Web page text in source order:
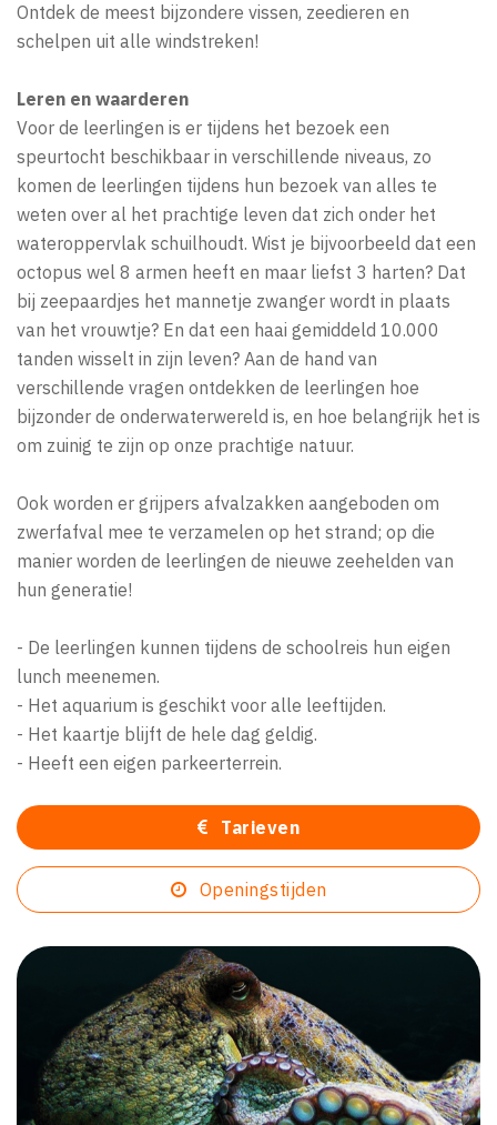
Ontdek de meest bijzondere vissen, zeedieren en
schelpen uit alle windstreken!
Leren en waarderen
Voor de leerlingen is er tijdens het bezoek een
speurtocht beschikbaar in verschillende niveaus, zo
komen de leerlingen tijdens hun bezoek van alles te
weten over al het prachtige leven dat zich onder het
wateroppervlak schuilhoudt. Wist je bijvoorbeeld dat een
octopus wel 8 armen heeft en maar liefst 3 harten? Dat
bij zeepaardjes het mannetje zwanger wordt in plaats
van het vrouwtje? En dat een haai gemiddeld 10.000
tanden wisselt in zijn leven? Aan de hand van
verschillende vragen ontdekken de leerlingen hoe
bijzonder de onderwaterwereld is, en hoe belangrijk het is
om zuinig te zijn op onze prachtige natuur.
Ook worden er grijpers afvalzakken aangeboden om
zwerfafval mee te verzamelen op het strand; op die
manier worden de leerlingen de nieuwe zeehelden van
hun generatie!
- De leerlingen kunnen tijdens de schoolreis hun eigen
lunch meenemen.
- Het aquarium is geschikt voor alle leeftijden.
- Het kaartje blijft de hele dag geldig.
- Heeft een eigen parkeerterrein.
Tarieven
Openingstijden